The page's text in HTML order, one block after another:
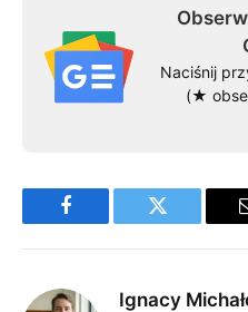
Naciśnij
(★
Facebook Twitter
Ignacy